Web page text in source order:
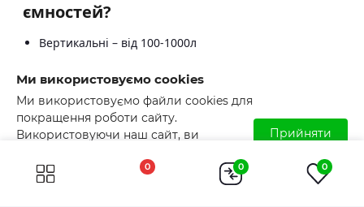
0 0
0
ємностей?
Вертикальні – від 100-1000л
Квадратні та овальні - від 100-500л.
Як доглядати за вузькою ємністю
Достатньо промивати внутрішні стінки ємності 1-2 рази
Ми використовуємо cookies
Ми використовуємо файли cookies для
покращення роботи сайту.
Використовуючи наш сайт, ви
cookies. Детальніше читайте у
Умовах
користування
Прийняти